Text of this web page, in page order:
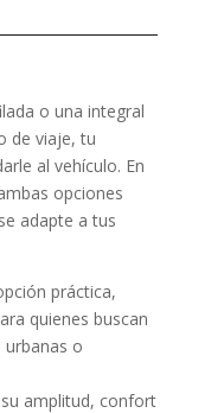
o una integral
de viaje, tu
al vehículo. En
opciones
adapte a tus
práctica,
quienes buscan
urbanas o
amplitud, confort